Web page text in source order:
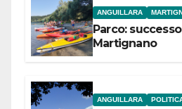
ANGUILLARA
Parco:
Martignano
ANGUILLARA